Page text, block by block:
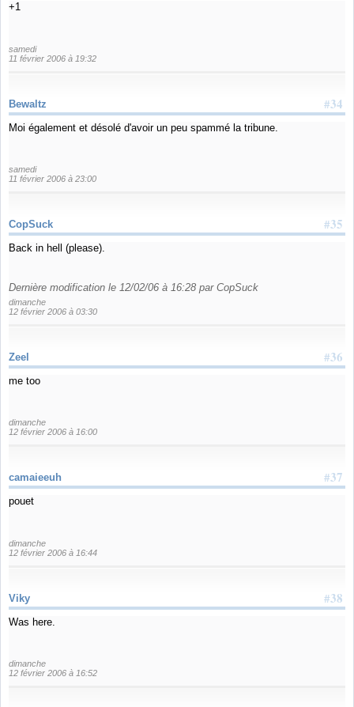
+1
samedi
11 février 2006 à 19:32
#34
Bewaltz
Moi également et désolé d'avoir un peu spammé la tribune.
samedi
11 février 2006 à 23:00
#35
CopSuck
Back in hell (please).
Dernière modification le 12/02/06 à 16:28 par CopSuck
dimanche
12 février 2006 à 03:30
#36
Zeel
me too
dimanche
12 février 2006 à 16:00
#37
camaieeuh
pouet
dimanche
12 février 2006 à 16:44
#38
Viky
Was here.
dimanche
12 février 2006 à 16:52